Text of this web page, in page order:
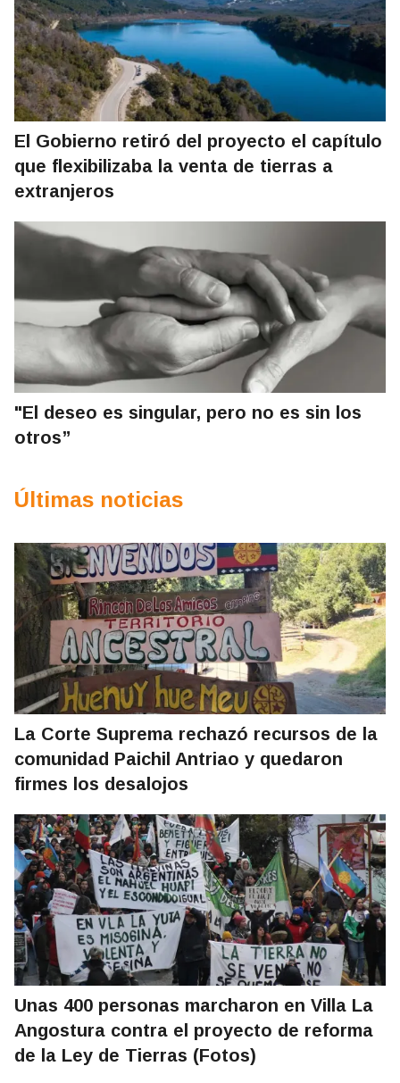
El Gobierno retiró del proyecto el capítulo
que flexibilizaba la venta de tierras a
extranjeros
"El deseo es singular, pero no es sin los
otros”
Últimas noticias
La Corte Suprema rechazó recursos de la
comunidad Paichil Antriao y quedaron
firmes los desalojos
Unas 400 personas marcharon en Villa La
Angostura contra el proyecto de reforma
de la Ley de Tierras (Fotos)